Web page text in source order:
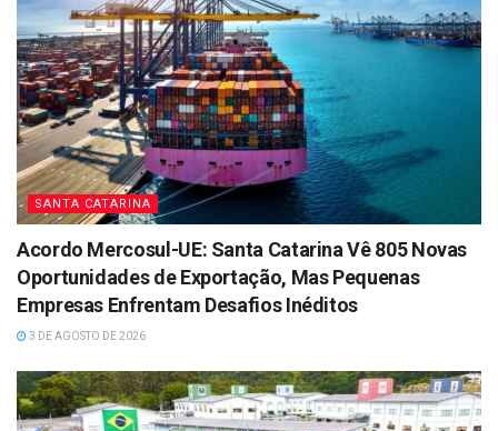
SANTA CATARINA
Acordo Mercosul-UE: Santa Catarina Vê 805 Novas
Oportunidades de Exportação, Mas Pequenas
Empresas Enfrentam Desafios Inéditos
3 DE AGOSTO DE 2026